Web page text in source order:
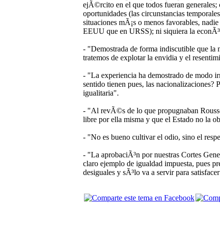
ejÃ©rcito en el que todos fueran
oportunidades (las circunstancias
situaciones mÃ¡s o menos favorables,
EEUU que en URSS); ni siquiera la
- "Demostrada de forma indiscutible que la
tratemos de explotar la envidia y el
- "La experiencia ha demostrado de modo
sentido tienen pues, las nacionalizaciones?
igualitaria".
- "Al revÃ©s de lo que propugnaban
libre por ella misma y que el Estado no la
- "No es bueno cultivar el odio, sino el
- "La aprobaciÃ³n por nuestras Cortes
claro ejemplo de igualdad impuesta, pues
desiguales y sÃ³lo va a servir para